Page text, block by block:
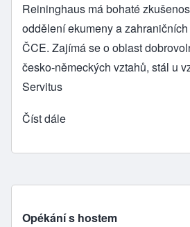
Reininghaus má bohaté
oddělení ekumeny a
ČCE. Zajímá se o oblast
česko-německých vztahů, stál u
Servitus
Číst dále
Opékání s hostem